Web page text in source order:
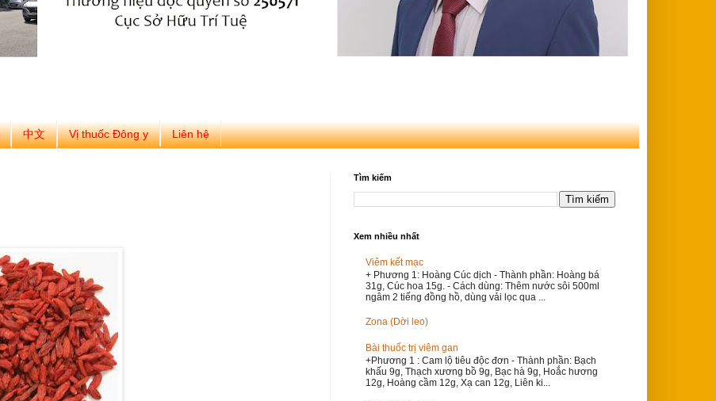
中文 Vị thuốc Đông y Liên hệ
Tìm kiếm
Xem nhiều nhất
Viêm kết mạc
+ Phương 1: Hoàng Cúc dịch - Thành phần: Hoàng bá
31g, Cúc hoa 15g. - Cách dùng: Thêm nước sôi 500ml
ngâm 2 tiếng đồng hồ, dùng vải lọc qua ...
Zona (Dời leo)
Bài thuốc trị viêm gan
+Phương 1 : Cam lộ tiêu độc đơn - Thành phần: Bạch
khấu 9g, Thạch xương bồ 9g, Bạc hà 9g, Hoắc hương
12g, Hoàng cầm 12g, Xạ can 12g, Liên ki...